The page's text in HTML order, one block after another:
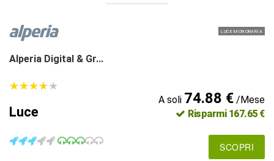
LUCE MONORARIA
Alperia Digital & Gr...
★★★★★
★★★★★
Luce
A soli 74.88 €/Mese
Risparmi 167.65 €
SCOPRI